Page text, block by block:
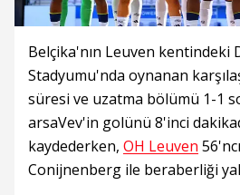
Belçika'nın Leuven kentindeki
Stadyumu'nda oynanan
süresi ve uzatma bölümü 1-1
arsaVev'in golünü 8'inci
kaydederken, OH Leuven
Conijnenberg ile beraberliği